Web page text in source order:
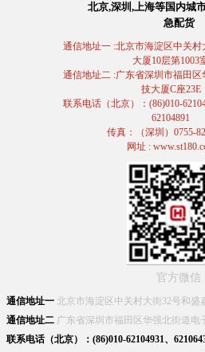
北京,深圳,上海等国内城
急配货
通信地址一 :北京市海淀区中关村
大厦10层第1003
通信地址二 :广东省深圳市福田
技大厦C座23E
联系电话（北京）：(86)010-
62104891
传真：（深圳）0755-
网址 :
官方微信
通信地址一 北京市海淀区中关村大街32号和盛
通信地址二 广东省深圳市福田区华强北街道电
联系电话（北京）：(86)010-62104931、